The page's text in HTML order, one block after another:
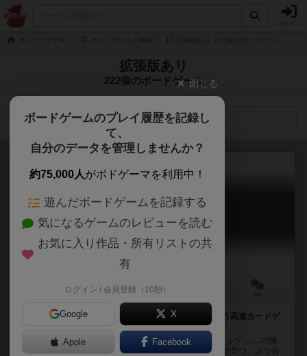
拡張版あり
222個のボードゲーム
検索メニュー
グリッツ（独立拡張版）
Grid Two 2
15～30分
TCGライク×戦略シミュレーション！４×５の盤面で戦う高速カードゲ
2デッキ組み合わせ制のTCGライクボードゲーム、グリッツ ……の独
立拡張版 前作の基本セットと同様に単体でミニデッキが５つ、２つ合
閉じる
ボードゲームのプレイ履歴を記録し
て、
自分のデータを管理しませんか？
約75,000人がボドゲーマを利用中！
遊んだボードゲームを記録する
気になるゲームのレビューを読む
お気に入り作品・所有リストの共
有
ログイン / 会員登録（10秒）
Google X
Apple Facebook